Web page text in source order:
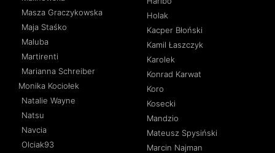
Masza Graczykowska
Maja Staśko
Maluba
Martirenti
Marianna Schreiber
Monika Kociołek
Natalie Wayne
Natsu
Navcia
Olciak93
Holak
Kacper Błoński
Kamil Łaszczyk
Karolek
Konrad Karwat
Koro
Kosecki
Mandzio
Mateusz Spysiński
Marcin Najman